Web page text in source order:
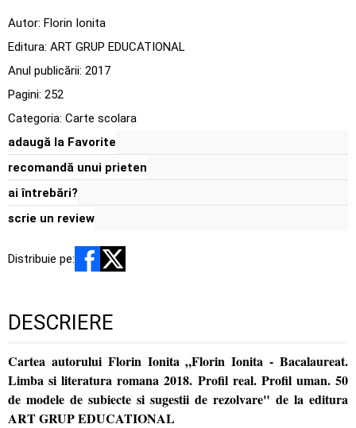
Autor: Florin Ionita
Editura: ART GRUP EDUCATIONAL
Anul publicării: 2017
Pagini: 252
Categoria: Carte scolara
adaugă la Favorite
recomandă unui prieten
ai întrebări?
scrie un review
Distribuie pe:
DESCRIERE
Cartea autorului Florin Ionita „Florin Ionita - Bacalaureat.
Limba si literatura romana 2018. Profil real. Profil uman. 50
de modele de subiecte si sugestii de rezolvare" de la editura
ART GRUP EDUCATIONAL